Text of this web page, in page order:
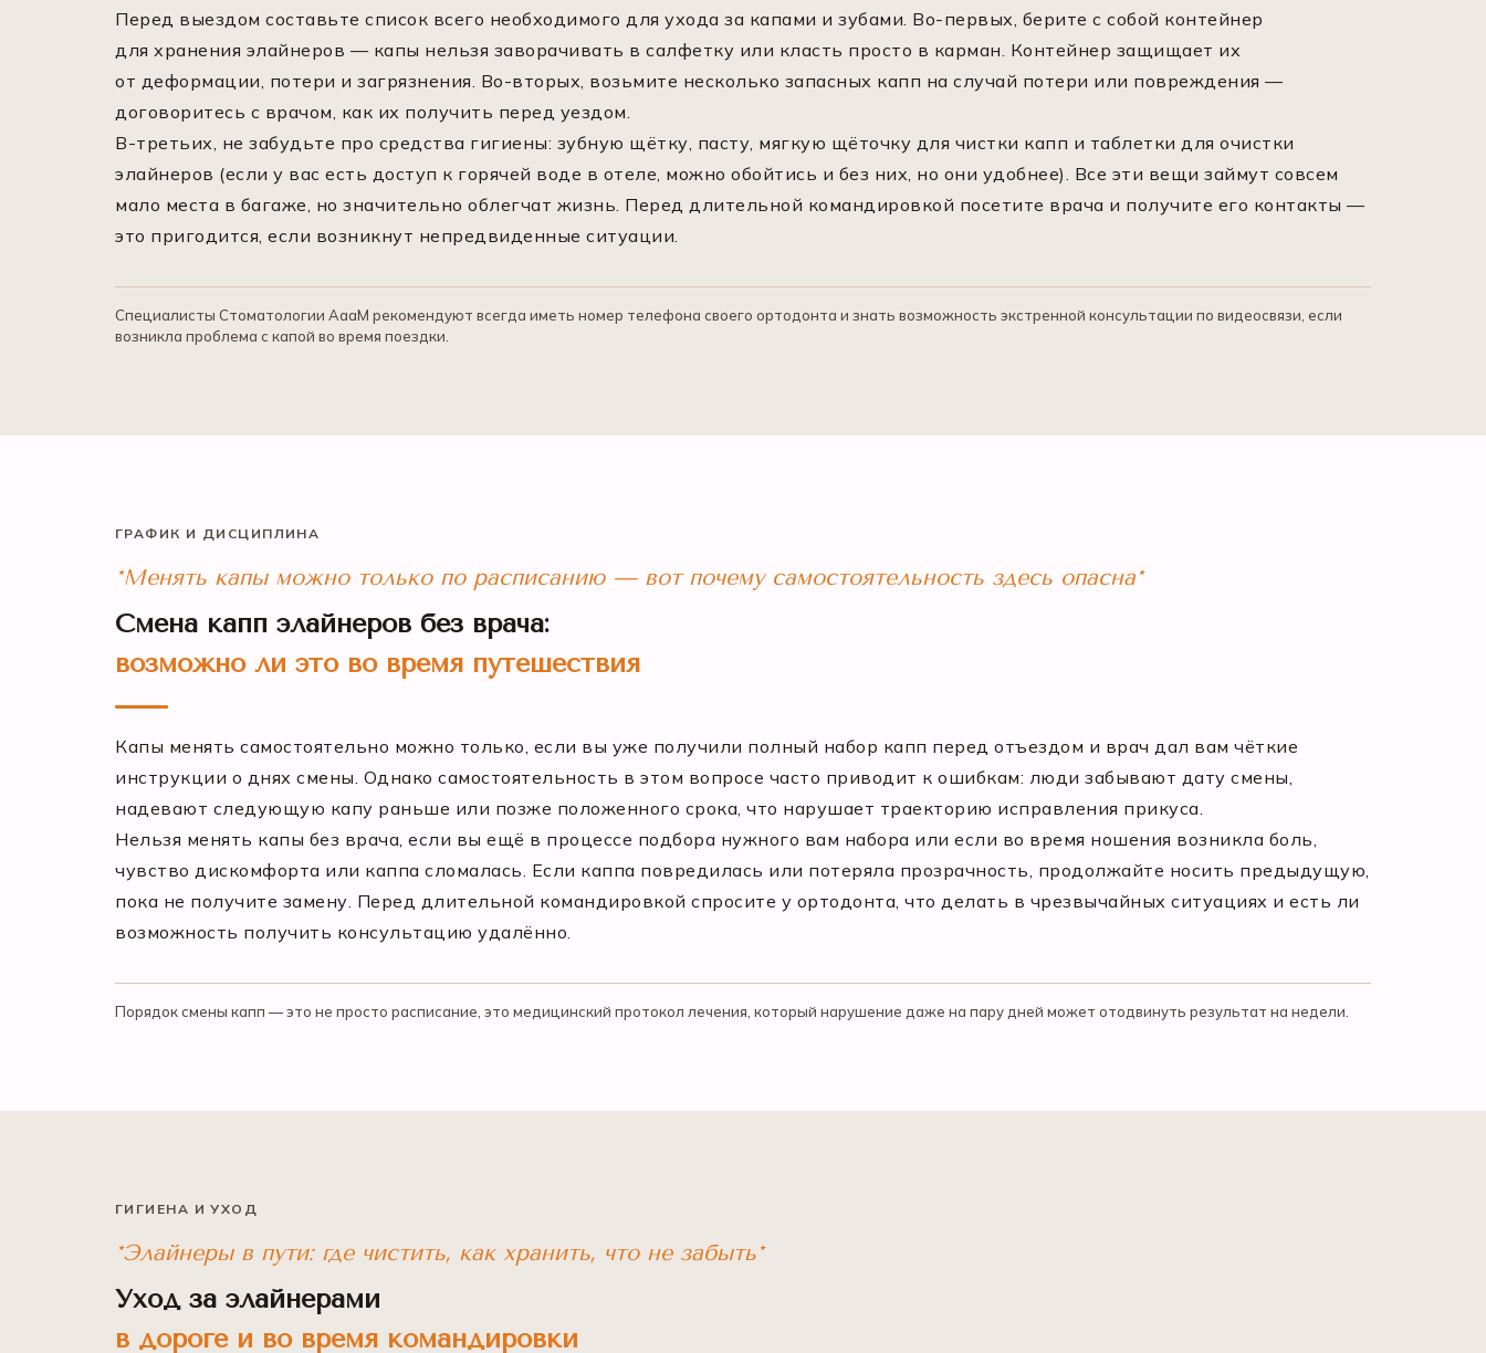
Перед выездом составьте список всего необходимого для ухода за капами и зубами. Во-первых, берите с собой контейнер
для хранения элайнеров — капы нельзя заворачивать в салфетку или класть просто в карман. Контейнер защищает их
от деформации, потери и загрязнения. Во-вторых, возьмите несколько запасных капп на случай потери или повреждения —
договоритесь с врачом, как их получить перед уездом.
В-третьих, не забудьте про средства гигиены: зубную щётку, пасту, мягкую щёточку для чистки капп и таблетки для очистки
элайнеров (если у вас есть доступ к горячей воде в отеле, можно обойтись и без них, но они удобнее). Все эти вещи займут совсем
мало места в багаже, но значительно облегчат жизнь. Перед длительной командировкой посетите врача и получите его контакты —
это пригодится, если возникнут непредвиденные ситуации.
Специалисты Стоматологии АааМ рекомендуют всегда иметь номер телефона своего ортодонта и знать возможность экстренной консультации по видеосвязи, если
возникла проблема с капой во время поездки.
ГРАФИК И ДИСЦИПЛИНА
*Менять капы можно только по расписанию — вот почему самостоятельность здесь опасна*
Смена капп элайнеров без врача:
возможно ли это во время путешествия
Капы менять самостоятельно можно только, если вы уже получили полный набор капп перед отъездом и врач дал вам чёткие
инструкции о днях смены. Однако самостоятельность в этом вопросе часто приводит к ошибкам: люди забывают дату смены,
надевают следующую капу раньше или позже положенного срока, что нарушает траекторию исправления прикуса.
Нельзя менять капы без врача, если вы ещё в процессе подбора нужного вам набора или если во время ношения возникла боль,
чувство дискомфорта или каппа сломалась. Если каппа повредилась или потеряла прозрачность, продолжайте носить предыдущую,
пока не получите замену. Перед длительной командировкой спросите у ортодонта, что делать в чрезвычайных ситуациях и есть ли
возможность получить консультацию удалённо.
Порядок смены капп — это не просто расписание, это медицинский протокол лечения, который нарушение даже на пару дней может отодвинуть результат на недели.
ГИГИЕНА И УХОД
*Элайнеры в пути: где чистить, как хранить, что не забыть*
Уход за элайнерами
в дороге и во время командировки